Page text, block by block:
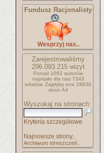
Fundusz Racjonalisty
Wesprzyj nas..
Zarejestrowaliśmy
296.093.215wizyt
Ponad 1062 autorów
napisało dla nas 7343
tekstów. Zajęłyby one 28930
stron A4
Wyszukaj na stronach:
Kryteria szczegółowe
Najnowsze strony..
Archiwum streszczeń..